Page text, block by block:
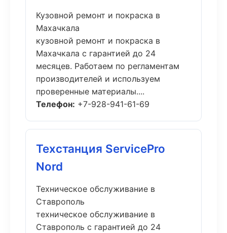
Кузовной ремонт и покраска в
Махачкала
кузовной ремонт и покраска в
Махачкала с гарантией до 24
месяцев. Работаем по регламентам
производителей и используем
проверенные материалы....
Телефон: +7-928-941-61-69
Техстанция ServicePro
Nord
Техническое обслуживание в
Ставрополь
техническое обслуживание в
Ставрополь с гарантией до 24